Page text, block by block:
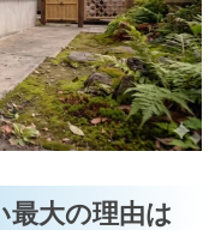
大の理由は